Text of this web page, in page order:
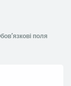
поля